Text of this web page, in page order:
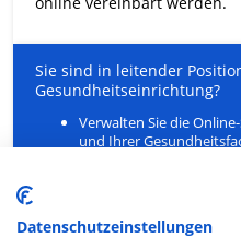
Sie sind in leitender
Gesundheitseinrichtung?
Verwalten Sie die
und Ihrer
Ein innovativer Service
Datenschutzeinstellungen